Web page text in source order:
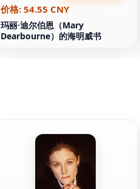
价格: 54.55 CNY
玛丽·迪尔伯恩（Mary
Dearbourne）的海明威书